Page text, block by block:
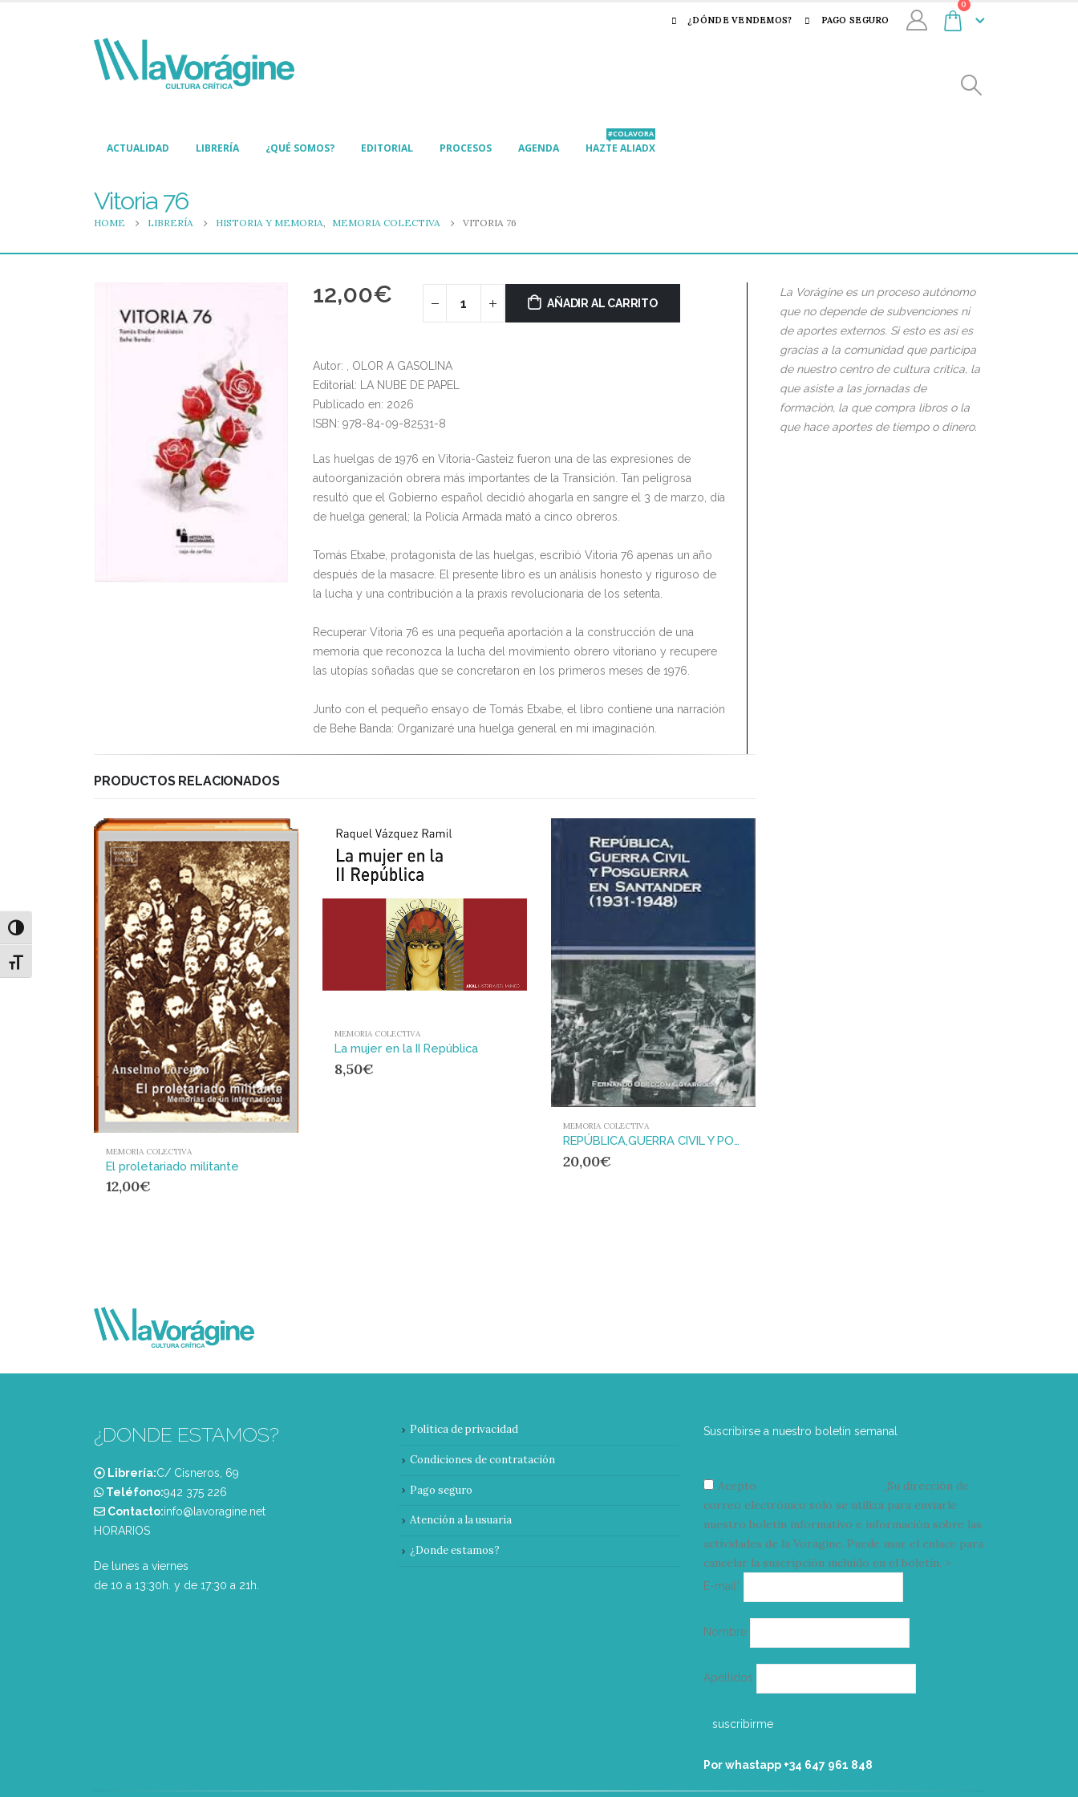
Alternar alto contraste
Alternar tamaño de letra
¿DÓNDE VENDEMOS? PAGO SEGURO
0
ACTUALIDAD LIBRERÍA ¿QUÉ SOMOS? EDITORIAL PROCESOS AGENDA HAZTE ALIADX
#COLAVORA
Vitoria 76
HOME LIBRERÍA HISTORIA Y MEMORIA, MEMORIA COLECTIVA VITORIA 76
12,00€ AÑADIR AL CARRITO
Autor: , OLOR A GASOLINA
Editorial: LA NUBE DE PAPEL
Publicado en: 2026
ISBN: 978-84-09-82531-8
Las huelgas de 1976 en Vitoria-Gasteiz fueron una de las expresiones de
autoorganización obrera más importantes de la Transición. Tan peligrosa
resultó que el Gobierno español decidió ahogarla en sangre el 3 de marzo, día
de huelga general; la Policía Armada mató a cinco obreros.
Tomás Etxabe, protagonista de las huelgas, escribió Vitoria 76 apenas un año
después de la masacre. El presente libro es un análisis honesto y riguroso de
la lucha y una contribución a la praxis revolucionaria de los setenta.
Recuperar Vitoria 76 es una pequeña aportación a la construcción de una
memoria que reconozca la lucha del movimiento obrero vitoriano y recupere
las utopías soñadas que se concretaron en los primeros meses de 1976.
Junto con el pequeño ensayo de Tomás Etxabe, el libro contiene una narración
de Behe Banda: Organizaré una huelga general en mi imaginación.
PRODUCTOS RELACIONADOS
MEMORIA COLECTIVA
El proletariado militante
12,00€
MEMORIA COLECTIVA
La mujer en la II República
8,50€
MEMORIA COLECTIVA
REPÚBLICA,GUERRA CIVIL Y POSGUERRA EN SANTANDER
20,00€
La Vorágine es un proceso autónomo
que no depende de subvenciones ni
de aportes externos. Si esto es así es
gracias a la comunidad que participa
de nuestro centro de cultura crítica, la
que asiste a las jornadas de
formación, la que compra libros o la
que hace aportes de tiempo o dinero.
¿DONDE ESTAMOS?
Librería:C/ Cisneros, 69
Teléfono:‭942 375 226‬
Contacto:info@lavoragine.net
HORARIOS
De lunes a viernes
de 10 a 13:30h. y de 17:30 a 21h.
Política de privacidad
Condiciones de contratación
Pago seguro
Atención a la usuaria
¿Donde estamos?
Suscribirse a nuestro boletín semanal
Acepto
Su dirección de
correo electrónico solo se utiliza para enviarle
nuestro boletín informativo e información sobre las
actividades de la Vorágine. Puede usar el enlace para
cancelar la suscripción incluido en el boletín. >
E-mail*
electrónico
Nombre
Apellidos
Por whastapp +34 ‭647 961 848‬